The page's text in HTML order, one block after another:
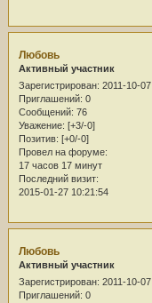
Любовь
Активный участник
Зарегистрирован: 2011-10-07
Приглашений: 0
Сообщений: 76
Уважение: [+3/-0]
Позитив: [+0/-0]
Провел на форуме:
17 часов 17 минут
Последний визит:
2015-01-27 10:21:54
Любовь
Активный участник
Зарегистрирован: 2011-10-07
Приглашений: 0